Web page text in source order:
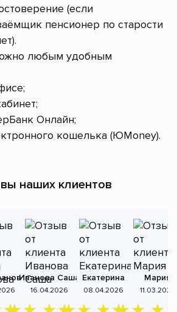
(если
пенсионер по старости
любым удобным
Онлайн;
кошелька (ЮMoney).
наших клиентов
Иванова Саша
16.04.2026
Екатерина
08.04.2026
Мария
11.03.2026